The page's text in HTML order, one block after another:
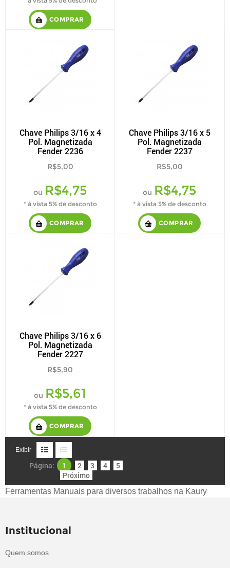
COMPRAR
Chave Philips 3/16 x 4
Pol. Magnetizada
Fender 2236
R$5,00
ou R$4,75
* à vista 5% de desconto
COMPRAR
Chave Philips 3/16 x 5
Pol. Magnetizada
Fender 2237
R$5,00
ou R$4,75
* à vista 5% de desconto
COMPRAR
Chave Philips 3/16 x 6
Pol. Magnetizada
Fender 2227
R$5,90
ou R$5,61
* à vista 5% de desconto
COMPRAR
Exibir
Página: 1 2 3 4
5
Próximo
Ferramentas Manuais para diversos trabalhos na Kaury
Institucional
Quem somos